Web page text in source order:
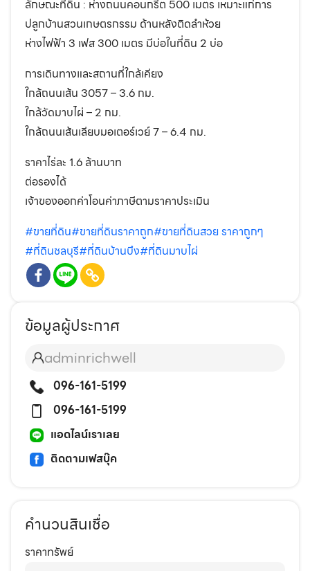
ลักษณะที่ดิน : ห่างถนนคอนกรีต 500 เมตร เหมาะแก่การ
ปลูกบ้านสวนเกษตรกรรม ด้านหลังติดลำห้วย
ห่างไฟฟ้า 3 เฟส 300 เมตร มีบ่อในที่ดิน 2 บ่อ
การเดินทางและสถานที่ใกล้เคียง
ใกล้ถนนเส้น 3057 – 3.6 กม.
ใกล้วัดมาบไผ่ – 2 กม.
ใกล้ถนนเส้นเลียบมอเตอร์เวย์ 7 – 6.4 กม.
ราคาไร่ละ 1.6 ล้านบาท
ต่อรองได้
เจ้าของออกค่าโอนค่าภาษีตามราคาประเมิน
#ขายที่ดิน#ขายที่ดินราคาถูก#ขายที่ดินสวย ราคาถูกๆ
#ที่ดินชลบุรี#ที่ดินบ้านบึง#ที่ดินมาบไผ่
ข้อมูลผู้ประกาศ
adminrichwell
096-161-5199
096-161-5199
แอดไลน์เราเลย
ติดตามเฟสบุ๊ค
คำนวนสินเชื่อ
ราคาทรัพย์